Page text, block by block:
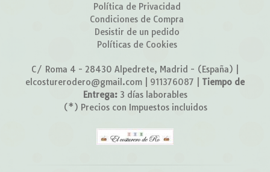
Política de Privacidad
Condiciones de Compra
Desistir de un pedido
Políticas de Cookies
C/ Roma 4 - 28430 Alpedrete, Madrid - (España) |
elcosturerodero@gmail.com | 911376087
Tiempo de
Entrega: 3 días laborables
(*) Precios con Impuestos incluidos